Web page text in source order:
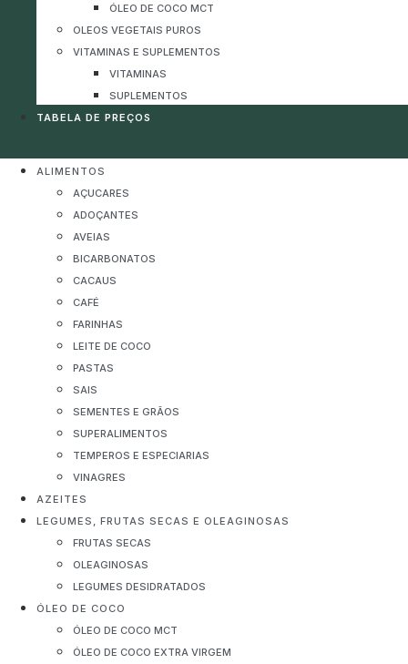
ÓLEO DE COCO MCT
OLEOS VEGETAIS PUROS
VITAMINAS E SUPLEMENTOS
VITAMINAS
SUPLEMENTOS
TABELA DE PREÇOS
ALIMENTOS
AÇUCARES
ADOÇANTES
AVEIAS
BICARBONATOS
CACAUS
CAFÉ
FARINHAS
LEITE DE COCO
PASTAS
SAIS
SEMENTES E GRÃOS
SUPERALIMENTOS
TEMPEROS E ESPECIARIAS
VINAGRES
AZEITES
LEGUMES, FRUTAS SECAS E OLEAGINOSAS
FRUTAS SECAS
OLEAGINOSAS
LEGUMES DESIDRATADOS
ÓLEO DE COCO
ÓLEO DE COCO MCT
ÓLEO DE COCO EXTRA VIRGEM